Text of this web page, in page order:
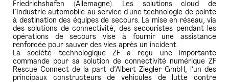
Friedrichshafen (Allemagne). Les solutions cloud de
l’Industrie automobile au service d’une technologie de pointe
à destination des équipes de secours. La mise en réseau, via
des solutions de connectivité, des secouristes pendant les
opérations de secours vise à fournir une assistance
renforcée pour sauver des vies après un incident.
La société technologique ZF a reçu une importante
commande pour sa solution de connectivité numérique ZF
Rescue Connect de la part d’Albert Ziegler GmbH, l’un des
principaux constructeurs de véhicules de lutte contre